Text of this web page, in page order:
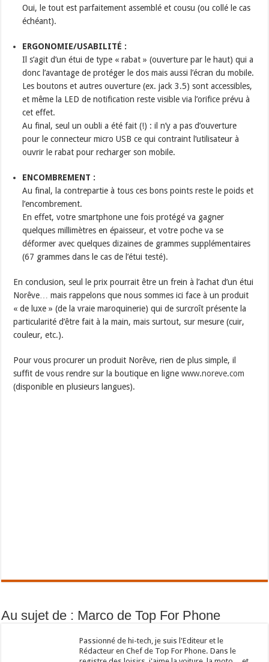
Oui, le tout est parfaitement assemblé et cousu (ou collé le cas
échéant).
ERGONOMIE/USABILITÉ :
Il s’agit d’un étui de type « rabat » (ouverture par le haut) qui a
donc l’avantage de protéger le dos mais aussi l’écran du mobile.
Les boutons et autres ouverture (ex. jack 3.5) sont accessibles,
et même la LED de notification reste visible via l’orifice prévu à
cet effet.
Au final, seul un oubli a été fait (!) : il n’y a pas d’ouverture
pour le connecteur micro USB ce qui contraint l’utilisateur à
ouvrir le rabat pour recharger son mobile.
ENCOMBREMENT :
Au final, la contrepartie à tous ces bons points reste le poids et
l’encombrement.
En effet, votre smartphone une fois protégé va gagner
quelques millimètres en épaisseur, et votre poche va se
déformer avec quelques dizaines de grammes supplémentaires
(67 grammes dans le cas de l’étui testé).
En conclusion, seul le prix pourrait être un frein à l’achat d’un étui
Norêve… mais rappelons que nous sommes ici face à un produit
« de luxe » (de la vraie maroquinerie) qui de surcroît présente la
particularité d’être fait à la main, mais surtout, sur mesure (cuir,
couleur, etc.).
Pour vous procurer un produit Norêve, rien de plus simple, il
suffit de vous rendre sur la boutique en lignewww.noreve.com
(disponible en plusieurs langues).
Au sujet de : Marco de Top For Phone
Passionné de hi-tech, je suis l'Editeur et le
Rédacteur en Chef de Top For Phone. Dans le